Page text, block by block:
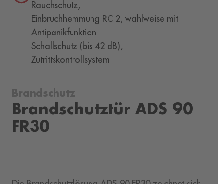
Rauchschutz,
Einbruchhemmung RC 2, wahlweise mit
Antipanikfunktion
Schallschutz (bis 42 dB),
Zutrittskontrollsystem
Brandschutz
Brandschutztür ADS 90
FR30